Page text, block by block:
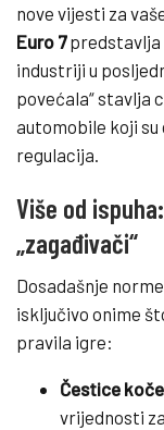
nove vijesti za
Euro 7predstavlja
industriji u
povećala“ stavlja
automobile koji su
regulacija.
Više od
„zagađivači“
Dosadašnje
isključivo onime
pravila igre:
Čestice
vrijednosti